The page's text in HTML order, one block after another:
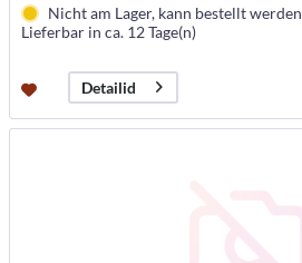
Nicht am Lager, kann bestellt werden
Lieferbar in ca. 12 Tage(n)
Detailid